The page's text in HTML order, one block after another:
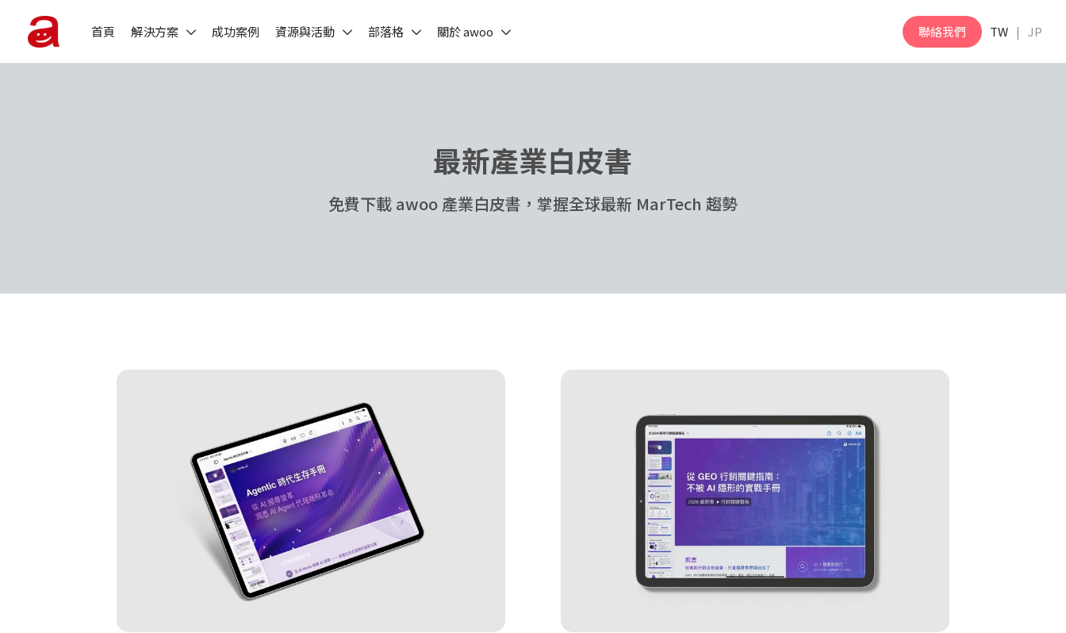
首頁 解決方案 成功案例 資源與活動 部落格 關於 awoo 聯絡我們 TW JP
最新產業白皮書
免費下載 awoo 產業白皮書，掌握全球最新 MarTech 趨勢